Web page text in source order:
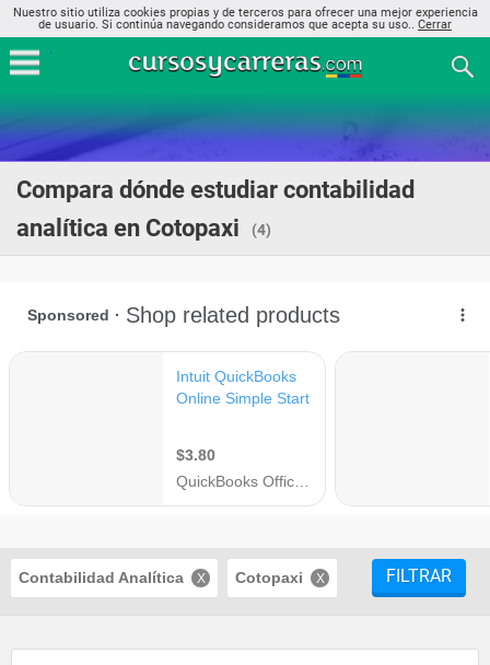
Nuestro sitio utiliza cookies propias y de terceros para ofrecer una mejor experiencia
de usuario. Si continúa navegando consideramos que acepta su uso.. Cerrar
Compara dónde estudiar contabilidad
analítica en Cotopaxi
(4)
Contabilidad Analítica Cotopaxi FILTRAR